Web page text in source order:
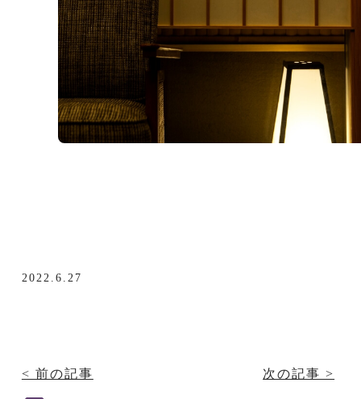
2022.6.27
< 前の記事 次の記事 >